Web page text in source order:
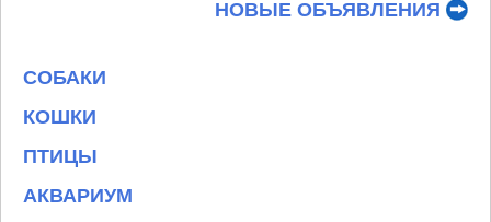
НОВЫЕ ОБЪЯВЛЕНИЯ
СОБАКИ
КОШКИ
ПТИЦЫ
АКВАРИУМ